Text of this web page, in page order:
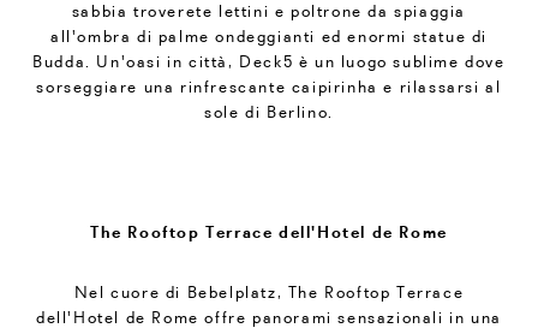
sabbia troverete lettini e poltrone da spiaggia
all'ombra di palme ondeggianti ed enormi statue di
Budda. Un'oasi in città, Deck5 è un luogo sublime dove
sorseggiare una rinfrescante caipirinha e rilassarsi al
sole di Berlino.
The Rooftop Terrace dell'Hotel de Rome
Nel cuore di Bebelplatz, The Rooftop Terrace
dell'Hotel de Rome offre panorami sensazionali in una